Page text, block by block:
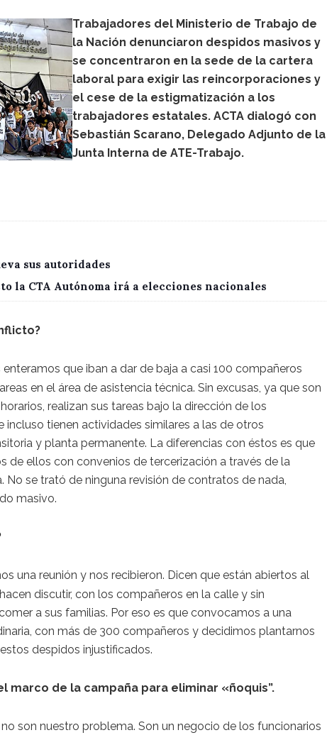
Trabajadores del Ministerio de Trabajo de
la Nación denunciaron despidos masivos y
se concentraron en la sede de la cartera
laboral para exigir las reincorporaciones y
el cese de la estigmatización a los
trabajadores estatales. ACTA dialogó con
Sebastián Scarano, Delegado Adjunto de la
Junta Interna de ATE-Trabajo.
sus autoridades
la CTA Autónoma irá a elecciones nacionales
que iban a dar de baja a casi 100 compañeros
en el área de asistencia técnica. Sin excusas, ya que son
realizan sus tareas bajo la dirección de los
incluso tienen actividades similares a las de otros
y planta permanente. La diferencias con éstos es que
de ellos con convenios de tercerización a través de la
No se trató de ninguna revisión de contratos de nada,
masivo.
una reunión y nos recibieron. Dicen que están abiertos al
discutir, con los compañeros en la calle y sin
a sus familias. Por eso es que convocamos a una
con más de 300 compañeros y decidimos plantarnos
despidos injustificados.
marco de la campaña para eliminar «ñoquis”.
no son nuestro problema. Son un negocio de los funcionarios